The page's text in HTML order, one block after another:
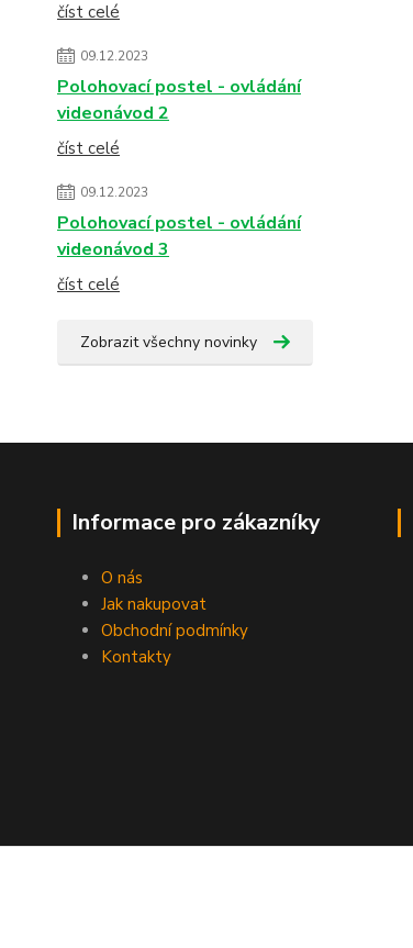
číst celé
09.12.2023
Polohovací postel - ovládání
videonávod 2
číst celé
09.12.2023
Polohovací postel - ovládání
videonávod 3
číst celé
Zobrazit všechny novinky
Informace pro zákazníky
O nás
Jak nakupovat
Obchodní podmínky
Kontakty